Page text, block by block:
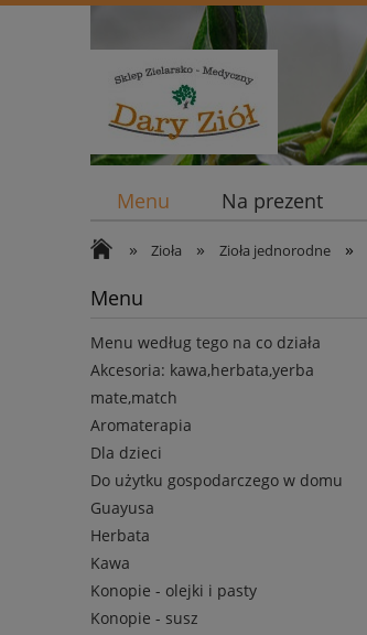
Menu Na prezent
» Zioła » Zioła jednorodne »
Menu
Menu według tego na co działa
Akcesoria: kawa,herbata,yerba
mate,match
Aromaterapia
Dla dzieci
Do użytku gospodarczego w domu
Guayusa
Herbata
Kawa
Konopie - olejki i pasty
Konopie - susz